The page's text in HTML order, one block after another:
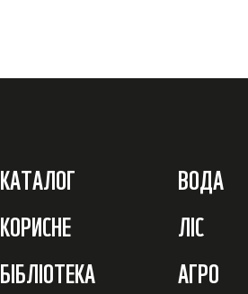
КАТАЛОГ
КОРИСНЕ
БІБЛІОТЕКА
ВОДА
ЛІС
АГРО